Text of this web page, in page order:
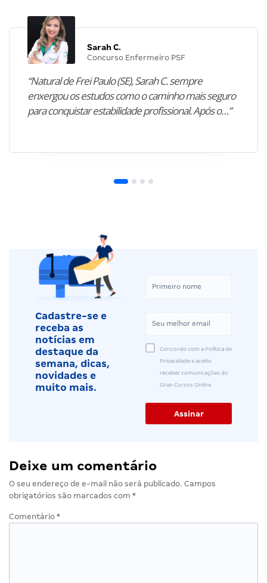
Sarah C.
Concurso Enfermeiro PSF
“Natural de Frei Paulo (SE), Sarah C. sempre
enxergou os estudos como o caminho mais seguro
para conquistar estabilidade profissional. Após o…”
Cadastre-se e
receba as
notícias em
destaque da
semana, dicas,
novidades e
muito mais.
Concordo com a Política de
Privacidade e aceito
receber comunicações do
Gran Cursos Online.
Deixe um comentário
O seu endereço de e-mail não será publicado. Campos
obrigatórios são marcados com *
Comentário *